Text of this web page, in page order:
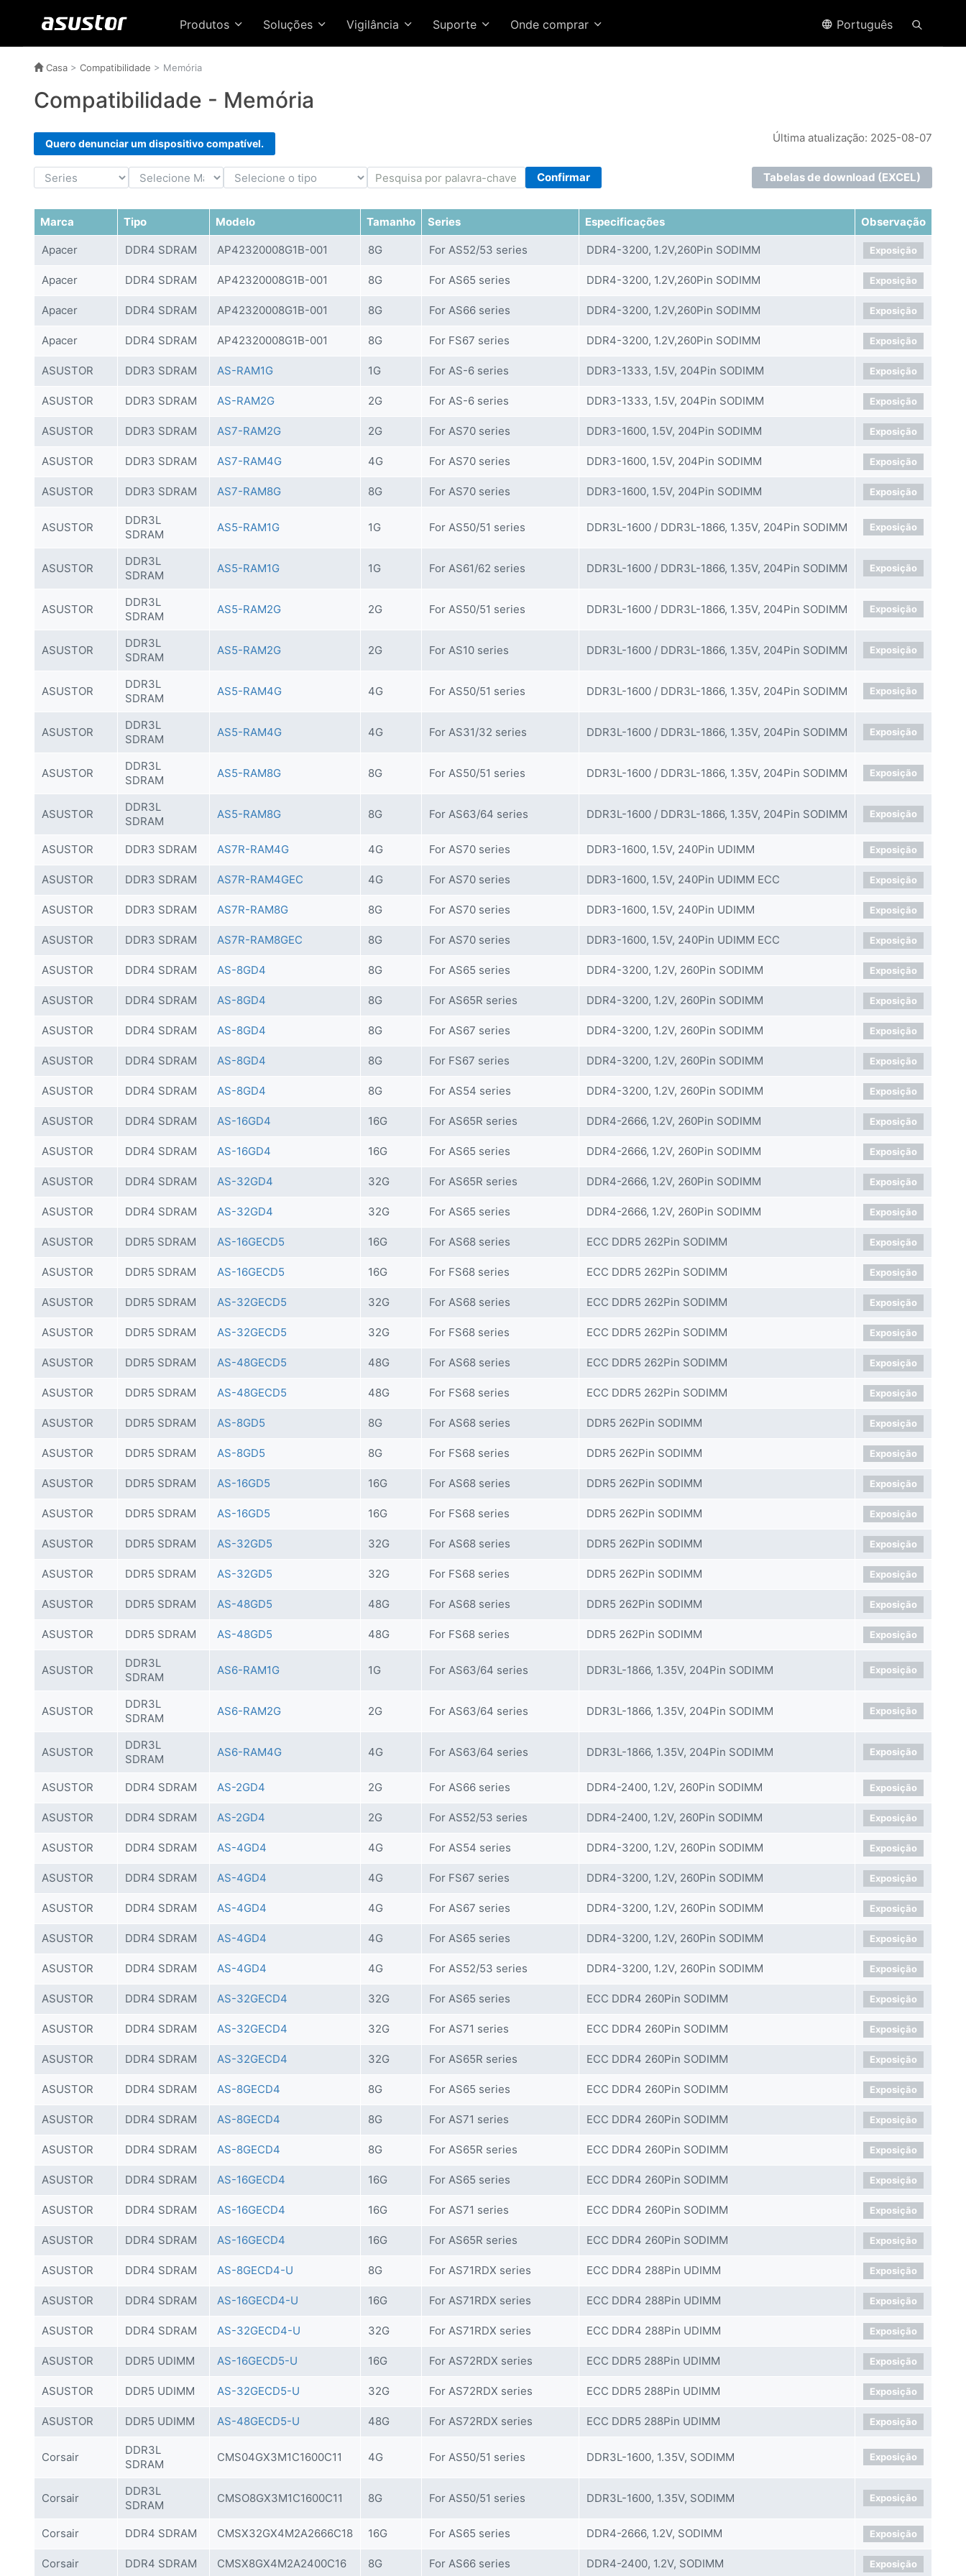
Produtos Soluções Vigilância Suporte Onde comprar Português
Casa > Compatibilidade > Memória
Compatibilidade - Memória
Quero denunciar um dispositivo compatível. Última atualização: 2025-08-07
Confirmar Tabelas de download (EXCEL)
Marca Tipo Modelo Tamanho Series Especificações Observação
Apacer DDR4 SDRAM AP42320008G1B-001 8G For AS52/53 series DDR4-3200, 1.2V,260Pin SODIMM Exposição
Apacer DDR4 SDRAM AP42320008G1B-001 8G For AS65 series DDR4-3200, 1.2V,260Pin SODIMM Exposição
Apacer DDR4 SDRAM AP42320008G1B-001 8G For AS66 series DDR4-3200, 1.2V,260Pin SODIMM Exposição
Apacer DDR4 SDRAM AP42320008G1B-001 8G For FS67 series DDR4-3200, 1.2V,260Pin SODIMM Exposição
ASUSTOR DDR3 SDRAM AS-RAM1G 1G For AS-6 series DDR3-1333, 1.5V, 204Pin SODIMM Exposição
ASUSTOR DDR3 SDRAM AS-RAM2G 2G For AS-6 series DDR3-1333, 1.5V, 204Pin SODIMM Exposição
ASUSTOR DDR3 SDRAM AS7-RAM2G 2G For AS70 series DDR3-1600, 1.5V, 204Pin SODIMM Exposição
ASUSTOR DDR3 SDRAM AS7-RAM4G 4G For AS70 series DDR3-1600, 1.5V, 204Pin SODIMM Exposição
ASUSTOR DDR3 SDRAM AS7-RAM8G 8G For AS70 series DDR3-1600, 1.5V, 204Pin SODIMM Exposição
ASUSTOR
DDR3L
SDRAM
AS5-RAM1G 1G For AS50/51 series DDR3L-1600 / DDR3L-1866, 1.35V, 204Pin SODIMM Exposição
ASUSTOR
DDR3L
SDRAM
AS5-RAM1G 1G For AS61/62 series DDR3L-1600 / DDR3L-1866, 1.35V, 204Pin SODIMM Exposição
ASUSTOR
DDR3L
SDRAM
AS5-RAM2G 2G For AS50/51 series DDR3L-1600 / DDR3L-1866, 1.35V, 204Pin SODIMM Exposição
ASUSTOR
DDR3L
SDRAM
AS5-RAM2G 2G For AS10 series DDR3L-1600 / DDR3L-1866, 1.35V, 204Pin SODIMM Exposição
ASUSTOR
DDR3L
SDRAM
AS5-RAM4G 4G For AS50/51 series DDR3L-1600 / DDR3L-1866, 1.35V, 204Pin SODIMM Exposição
ASUSTOR
DDR3L
SDRAM
AS5-RAM4G 4G For AS31/32 series DDR3L-1600 / DDR3L-1866, 1.35V, 204Pin SODIMM Exposição
ASUSTOR
DDR3L
SDRAM
AS5-RAM8G 8G For AS50/51 series DDR3L-1600 / DDR3L-1866, 1.35V, 204Pin SODIMM Exposição
ASUSTOR
DDR3L
SDRAM
AS5-RAM8G 8G For AS63/64 series DDR3L-1600 / DDR3L-1866, 1.35V, 204Pin SODIMM Exposição
ASUSTOR DDR3 SDRAM AS7R-RAM4G 4G For AS70 series DDR3-1600, 1.5V, 240Pin UDIMM Exposição
ASUSTOR DDR3 SDRAM AS7R-RAM4GEC 4G For AS70 series DDR3-1600, 1.5V, 240Pin UDIMM ECC Exposição
ASUSTOR DDR3 SDRAM AS7R-RAM8G 8G For AS70 series DDR3-1600, 1.5V, 240Pin UDIMM Exposição
ASUSTOR DDR3 SDRAM AS7R-RAM8GEC 8G For AS70 series DDR3-1600, 1.5V, 240Pin UDIMM ECC Exposição
ASUSTOR DDR4 SDRAM AS-8GD4 8G For AS65 series DDR4-3200, 1.2V, 260Pin SODIMM Exposição
ASUSTOR DDR4 SDRAM AS-8GD4 8G For AS65R series DDR4-3200, 1.2V, 260Pin SODIMM Exposição
ASUSTOR DDR4 SDRAM AS-8GD4 8G For AS67 series DDR4-3200, 1.2V, 260Pin SODIMM Exposição
ASUSTOR DDR4 SDRAM AS-8GD4 8G For FS67 series DDR4-3200, 1.2V, 260Pin SODIMM Exposição
ASUSTOR DDR4 SDRAM AS-8GD4 8G For AS54 series DDR4-3200, 1.2V, 260Pin SODIMM Exposição
ASUSTOR DDR4 SDRAM AS-16GD4 16G For AS65R series DDR4-2666, 1.2V, 260Pin SODIMM Exposição
ASUSTOR DDR4 SDRAM AS-16GD4 16G For AS65 series DDR4-2666, 1.2V, 260Pin SODIMM Exposição
ASUSTOR DDR4 SDRAM AS-32GD4 32G For AS65R series DDR4-2666, 1.2V, 260Pin SODIMM Exposição
ASUSTOR DDR4 SDRAM AS-32GD4 32G For AS65 series DDR4-2666, 1.2V, 260Pin SODIMM Exposição
ASUSTOR DDR5 SDRAM AS-16GECD5 16G For AS68 series ECC DDR5 262Pin SODIMM Exposição
ASUSTOR DDR5 SDRAM AS-16GECD5 16G For FS68 series ECC DDR5 262Pin SODIMM Exposição
ASUSTOR DDR5 SDRAM AS-32GECD5 32G For AS68 series ECC DDR5 262Pin SODIMM Exposição
ASUSTOR DDR5 SDRAM AS-32GECD5 32G For FS68 series ECC DDR5 262Pin SODIMM Exposição
ASUSTOR DDR5 SDRAM AS-48GECD5 48G For AS68 series ECC DDR5 262Pin SODIMM Exposição
ASUSTOR DDR5 SDRAM AS-48GECD5 48G For FS68 series ECC DDR5 262Pin SODIMM Exposição
ASUSTOR DDR5 SDRAM AS-8GD5 8G For AS68 series DDR5 262Pin SODIMM Exposição
ASUSTOR DDR5 SDRAM AS-8GD5 8G For FS68 series DDR5 262Pin SODIMM Exposição
ASUSTOR DDR5 SDRAM AS-16GD5 16G For AS68 series DDR5 262Pin SODIMM Exposição
ASUSTOR DDR5 SDRAM AS-16GD5 16G For FS68 series DDR5 262Pin SODIMM Exposição
ASUSTOR DDR5 SDRAM AS-32GD5 32G For AS68 series DDR5 262Pin SODIMM Exposição
ASUSTOR DDR5 SDRAM AS-32GD5 32G For FS68 series DDR5 262Pin SODIMM Exposição
ASUSTOR DDR5 SDRAM AS-48GD5 48G For AS68 series DDR5 262Pin SODIMM Exposição
ASUSTOR DDR5 SDRAM AS-48GD5 48G For FS68 series DDR5 262Pin SODIMM Exposição
ASUSTOR
DDR3L
SDRAM
AS6-RAM1G 1G For AS63/64 series DDR3L-1866, 1.35V, 204Pin SODIMM Exposição
ASUSTOR
DDR3L
SDRAM
AS6-RAM2G 2G For AS63/64 series DDR3L-1866, 1.35V, 204Pin SODIMM Exposição
ASUSTOR
DDR3L
SDRAM
AS6-RAM4G 4G For AS63/64 series DDR3L-1866, 1.35V, 204Pin SODIMM Exposição
ASUSTOR DDR4 SDRAM AS-2GD4 2G For AS66 series DDR4-2400, 1.2V, 260Pin SODIMM Exposição
ASUSTOR DDR4 SDRAM AS-2GD4 2G For AS52/53 series DDR4-2400, 1.2V, 260Pin SODIMM Exposição
ASUSTOR DDR4 SDRAM AS-4GD4 4G For AS54 series DDR4-3200, 1.2V, 260Pin SODIMM Exposição
ASUSTOR DDR4 SDRAM AS-4GD4 4G For FS67 series DDR4-3200, 1.2V, 260Pin SODIMM Exposição
ASUSTOR DDR4 SDRAM AS-4GD4 4G For AS67 series DDR4-3200, 1.2V, 260Pin SODIMM Exposição
ASUSTOR DDR4 SDRAM AS-4GD4 4G For AS65 series DDR4-3200, 1.2V, 260Pin SODIMM Exposição
ASUSTOR DDR4 SDRAM AS-4GD4 4G For AS52/53 series DDR4-3200, 1.2V, 260Pin SODIMM Exposição
ASUSTOR DDR4 SDRAM AS-32GECD4 32G For AS65 series ECC DDR4 260Pin SODIMM Exposição
ASUSTOR DDR4 SDRAM AS-32GECD4 32G For AS71 series ECC DDR4 260Pin SODIMM Exposição
ASUSTOR DDR4 SDRAM AS-32GECD4 32G For AS65R series ECC DDR4 260Pin SODIMM Exposição
ASUSTOR DDR4 SDRAM AS-8GECD4 8G For AS65 series ECC DDR4 260Pin SODIMM Exposição
ASUSTOR DDR4 SDRAM AS-8GECD4 8G For AS71 series ECC DDR4 260Pin SODIMM Exposição
ASUSTOR DDR4 SDRAM AS-8GECD4 8G For AS65R series ECC DDR4 260Pin SODIMM Exposição
ASUSTOR DDR4 SDRAM AS-16GECD4 16G For AS65 series ECC DDR4 260Pin SODIMM Exposição
ASUSTOR DDR4 SDRAM AS-16GECD4 16G For AS71 series ECC DDR4 260Pin SODIMM Exposição
ASUSTOR DDR4 SDRAM AS-16GECD4 16G For AS65R series ECC DDR4 260Pin SODIMM Exposição
ASUSTOR DDR4 SDRAM AS-8GECD4-U 8G For AS71RDX series ECC DDR4 288Pin UDIMM Exposição
ASUSTOR DDR4 SDRAM AS-16GECD4-U 16G For AS71RDX series ECC DDR4 288Pin UDIMM Exposição
ASUSTOR DDR4 SDRAM AS-32GECD4-U 32G For AS71RDX series ECC DDR4 288Pin UDIMM Exposição
ASUSTOR DDR5 UDIMM AS-16GECD5-U 16G For AS72RDX series ECC DDR5 288Pin UDIMM Exposição
ASUSTOR DDR5 UDIMM AS-32GECD5-U 32G For AS72RDX series ECC DDR5 288Pin UDIMM Exposição
ASUSTOR DDR5 UDIMM AS-48GECD5-U 48G For AS72RDX series ECC DDR5 288Pin UDIMM Exposição
Corsair
DDR3L
SDRAM
CMS04GX3M1C1600C11 4G For AS50/51 series DDR3L-1600, 1.35V, SODIMM Exposição
Corsair
DDR3L
SDRAM
CMSO8GX3M1C1600C11 8G For AS50/51 series DDR3L-1600, 1.35V, SODIMM Exposição
Corsair DDR4 SDRAM CMSX32GX4M2A2666C18 16G For AS65 series DDR4-2666, 1.2V, SODIMM Exposição
Corsair DDR4 SDRAM CMSX8GX4M2A2400C16 8G For AS66 series DDR4-2400, 1.2V, SODIMM Exposição